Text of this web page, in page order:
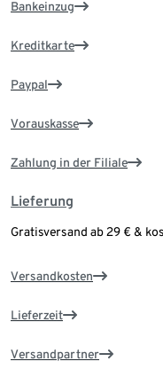
Bankeinzug
Kreditkarte
Paypal
Vorauskasse
Zahlung in der Filiale
Lieferung
Gratisversand ab 29 € &
Versandkosten
Lieferzeit
Versandpartner